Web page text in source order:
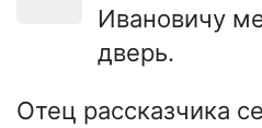
Ивановичу
дверь.
Отец рассказчика